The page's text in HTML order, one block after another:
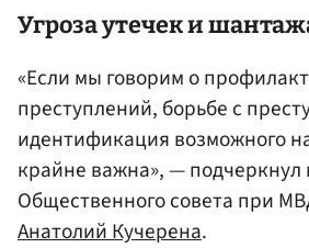
Угроза утечек и
«Если мы говорим о
преступлений, борьбе с
идентификация возможного
крайне важна», — подчеркнул
Общественного совета при
Анатолий Кучерена.